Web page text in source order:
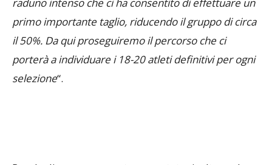
primo importante taglio, riducendo il gruppo di circa
il 50%. Da qui proseguiremo il percorso che ci
porterà a individuare i 18-20 atleti definitivi per ogni
selezione “.